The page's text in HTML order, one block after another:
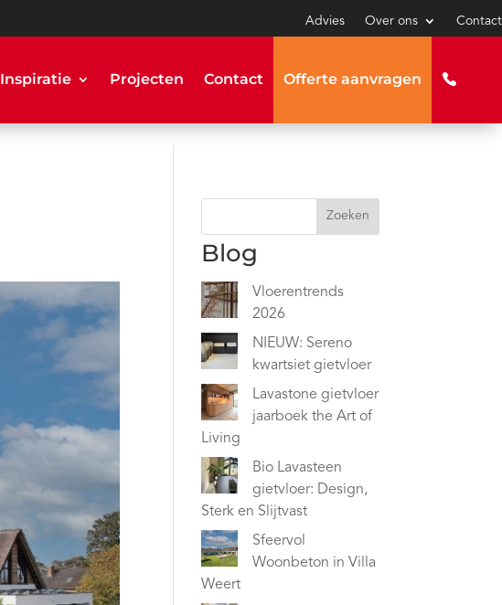
Advies Over ons Contact
Inspiratie Projecten Contact Offerte aanvragen
Zoeken
Blog
Vloerentrends
2026
NIEUW: Sereno
kwartsiet gietvloer
Lavastone gietvloer
jaarboek the Art of
Living
Bio Lavasteen
gietvloer: Design,
Sterk en Slijtvast
Sfeervol
Woonbeton in Villa
Weert